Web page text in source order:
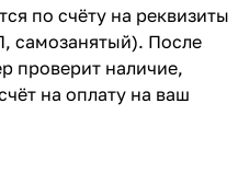
по счёту на реквизиты
самозанятый). После
проверит наличие,
на оплату на ваш